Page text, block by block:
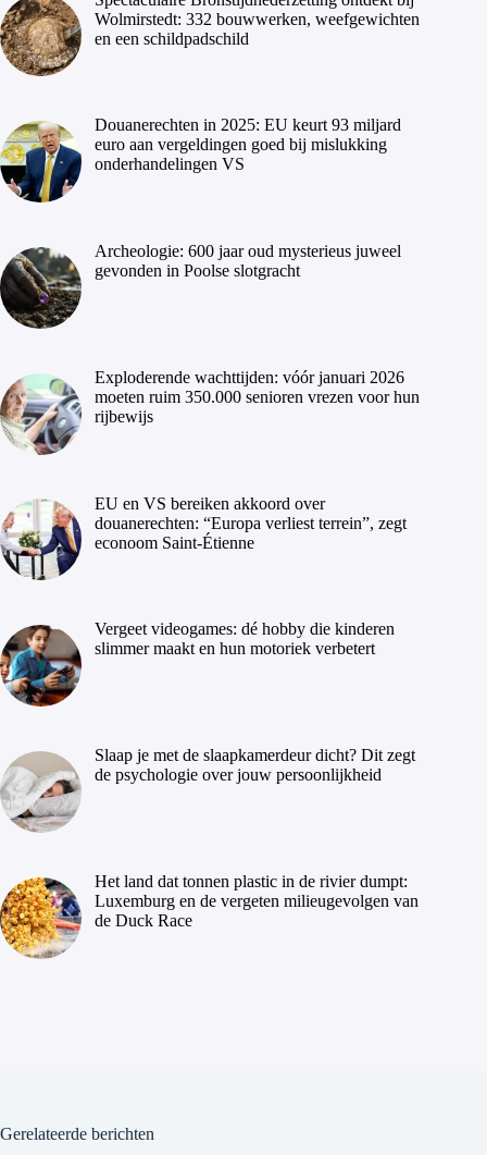
Wolmirstedt: 332 bouwwerken, weefgewichten
en een schildpadschild
Douanerechten in 2025: EU keurt 93 miljard
euro aan vergeldingen goed bij mislukking
onderhandelingen VS
Archeologie: 600 jaar oud mysterieus juweel
gevonden in Poolse slotgracht
Exploderende wachttijden: vóór januari 2026
moeten ruim 350.000 senioren vrezen voor hun
rijbewijs
EU en VS bereiken akkoord over
douanerechten: “Europa verliest terrein”, zegt
econoom Saint-Étienne
Vergeet videogames: dé hobby die kinderen
slimmer maakt en hun motoriek verbetert
Slaap je met de slaapkamerdeur dicht? Dit zegt
de psychologie over jouw persoonlijkheid
Het land dat tonnen plastic in de rivier dumpt:
Luxemburg en de vergeten milieugevolgen van
de Duck Race
Gerelateerde berichten